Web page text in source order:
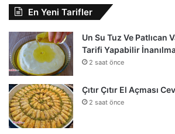
En Yeni Tarifler
Un Su Tuz Ve Patlıcan
Tarifi Yapabilir
2 saat önce
Çıtır Çıtır El Açması
2 saat önce